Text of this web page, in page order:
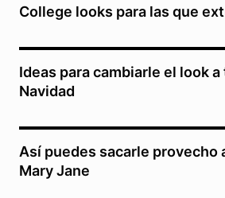
College looks para las que
Ideas para cambiarle el look
Navidad
Así puedes sacarle provecho
Mary Jane